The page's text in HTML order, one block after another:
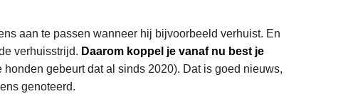
aan te passen wanneer hij bijvoorbeeld verhuist. En
verhuisstrijd. Daarom koppel je vanaf nu best je
honden gebeurt dat al sinds 2020). Dat is goed nieuws,
genoteerd.